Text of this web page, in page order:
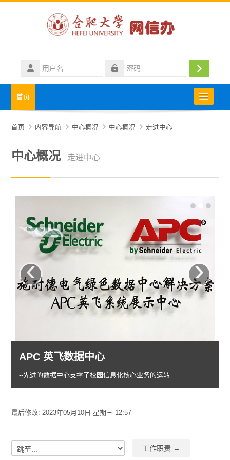
户
名
码
登
录
首页
中心概况
政策法规
用户指南
相关下载
采购信息
暑期值班表
首页 内容导航 中心概况 中心概况 走进中心
中心概况 走进中心
APC 英飞数据中心
--先进的数据中心支撑了校园信息化核心业务的运转
‹ ›
最后修改: 2023年05月10日 星期三 12:57
跳至...
工作职责 →